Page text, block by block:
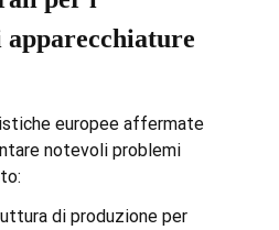
europee affermate
notevoli problemi
di produzione per